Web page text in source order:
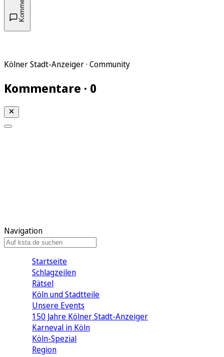
Kölner Stadt-Anzeiger · Community
Kommentare · 0
Navigation
Startseite
Schlagzeilen
Rätsel
Köln und Stadtteile
Unsere Events
150 Jahre Kölner Stadt-Anzeiger
Karneval in Köln
Köln-Spezial
Region